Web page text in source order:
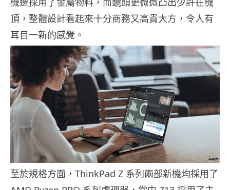
頂，整體設計看起來十分商務又高貴大方，令人有
耳目一新的感覺。
至於規格方面，ThinkPad Z 系列兩部新機均採用了